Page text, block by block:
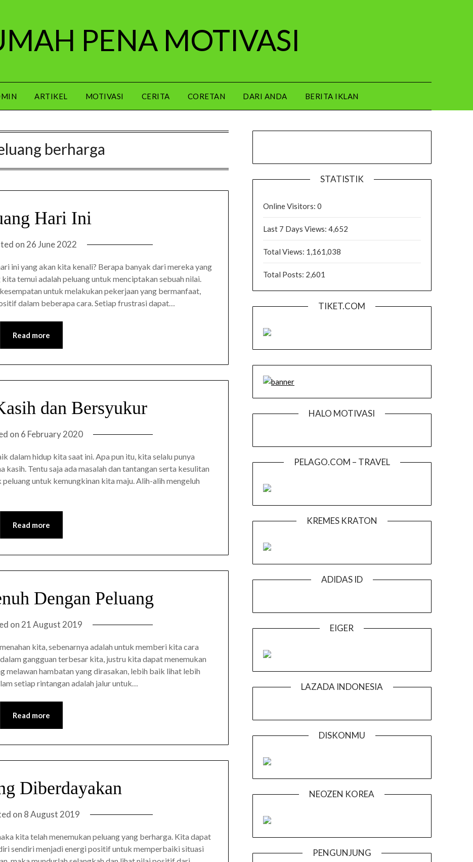
PENA MOTIVASI
ARTIKEL MOTIVASI CERITA CORETAN DARI ANDA BERITA IKLAN
berharga
Hari Ini
on 26 June 2022
ini yang akan kita kenali? Berapa banyak dari mereka yang
temui adalah peluang untuk menciptakan sebuah nilai.
untuk melakukan pekerjaan yang bermanfaat,
dalam beberapa cara. Setiap frustrasi dapat…
Read more
dan Bersyukur
on 6 February 2020
dalam hidup kita saat ini. Apa pun itu, kita selalu punya
Tentu saja ada masalah dan tantangan serta kesulitan
untuk kemungkinan kita maju. Alih-alih mengeluh
Read more
Dengan Peluang
on 21 August 2019
kita, sebenarnya adalah untuk memberi kita cara
gangguan terbesar kita, justru kita dapat menemukan
hambatan yang dirasakan, lebih baik lihat lebih
setiap rintangan adalah jalur untuk…
Read more
Diberdayakan
on 8 August 2019
kita telah menemukan peluang yang berharga. Kita dapat
sendiri menjadi energi positif untuk memperbaiki situasi
STATISTIK
Online Visitors: 0
Last 7 Days Views: 4,652
Total Views: 1,161,038
Total Posts: 2,601
TIKET.COM
HALO MOTIVASI
PELAGO.COM – TRAVEL
KREMES KRATON
ADIDAS ID
EIGER
LAZADA INDONESIA
DISKONMU
NEOZEN KOREA
PENGUNJUNG